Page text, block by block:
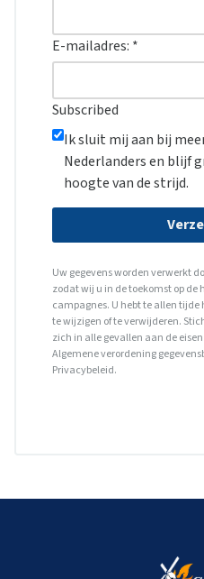
E-mailadres: *
Subscribed
Ik sluit mij aan bij
Nederlanders en blijf
hoogte van de strijd.
Uw gegevens worden verwerkt
zodat wij u in de toekomst op
campagnes. U hebt te allen tijde
te wijzigen of te verwijderen.
zich in alle gevallen aan de
Algemene verordening
Privacybeleid.